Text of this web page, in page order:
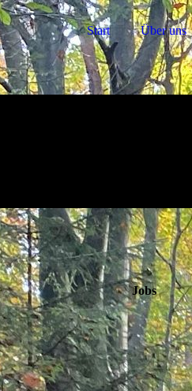
Start Über uns
Jobs